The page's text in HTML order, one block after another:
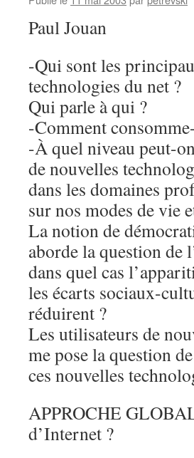
Paul Jouan
-Qui sont les
technologies du net ?
Qui parle à qui ?
-Comment
-À quel niveau peut-
de nouvelles
dans les domaines
sur nos modes de vie
La notion de
aborde la question de
dans quel cas
les écarts sociaux-
réduirent ?
Les utilisateurs de
me pose la question
ces nouvelles
APPROCHE
d’Internet ?